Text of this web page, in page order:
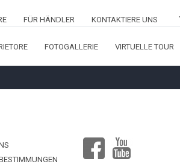
FÜR HÄNDLER KONTAKTIERE UNS
FOTOGALLERIE VIRTUELLE TOUR
FACEBOOKYOUTUBE